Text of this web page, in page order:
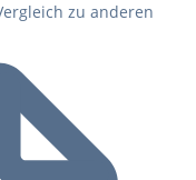
zu anderen